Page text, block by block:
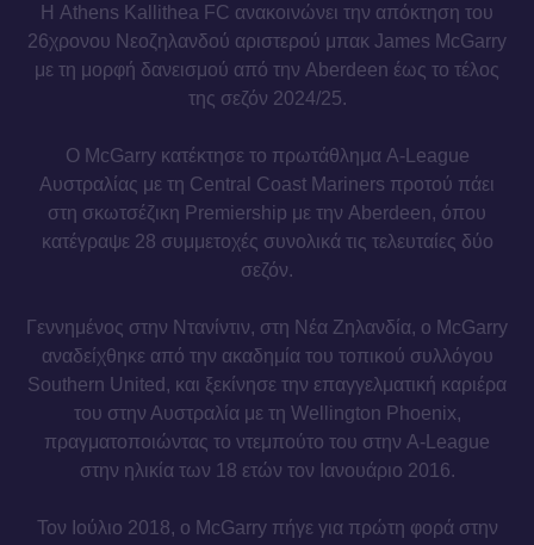
Η Athens Kallithea FC ανακοινώνει την απόκτηση του
26χρονου Νεοζηλανδού αριστερού μπακ James McGarry
με τη μορφή δανεισμού από την Aberdeen έως το τέλος
της σεζόν 2024/25.
Ο McGarry κατέκτησε το πρωτάθλημα A-League
Αυστραλίας με τη Central Coast Mariners προτού πάει
στη σκωτσέζικη Premiership με την Aberdeen, όπου
κατέγραψε 28 συμμετοχές συνολικά τις τελευταίες δύο
σεζόν.
Γεννημένος στην Ντανίντιν, στη Νέα Ζηλανδία, ο McGarry
αναδείχθηκε από την ακαδημία του τοπικού συλλόγου
Southern United, και ξεκίνησε την επαγγελματική καριέρα
του στην Αυστραλία με τη Wellington Phoenix,
πραγματοποιώντας το ντεμπούτο του στην A-League
στην ηλικία των 18 ετών τον Ιανουάριο 2016.
Τον Ιούλιο 2018, ο McGarry πήγε για πρώτη φορά στην